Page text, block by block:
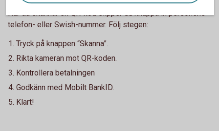
När du skannar en QR-kod slipper du knappa in personens
telefon- eller Swish-nummer. Följ stegen:
Tryck på knappen “Skanna”.
Rikta kameran mot QR-koden.
Kontrollera betalningen
Godkänn med Mobilt BankID.
Klart!